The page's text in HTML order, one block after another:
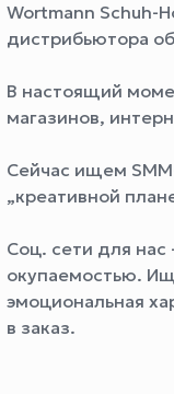
Wortmann Schuh-
дистрибьютора
В настоящий
магазинов,
Сейчас ищем
„креативной
Соц. сети для нас
окупаемостью.
эмоциональная
в заказ.